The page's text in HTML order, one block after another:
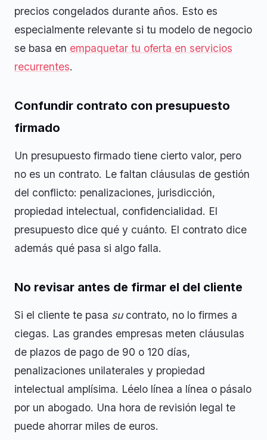
precios congelados durante años. Esto es
especialmente relevante si tu modelo de negocio
se basa en empaquetar tu oferta en servicios
recurrentes.
Confundir contrato con presupuesto
firmado
Un presupuesto firmado tiene cierto valor, pero
no es un contrato. Le faltan cláusulas de gestión
del conflicto: penalizaciones, jurisdicción,
propiedad intelectual, confidencialidad. El
presupuesto dice qué y cuánto. El contrato dice
además qué pasa si algo falla.
No revisar antes de firmar el del cliente
Si el cliente te pasa sucontrato, no lo firmes a
ciegas. Las grandes empresas meten cláusulas
de plazos de pago de 90 o 120 días,
penalizaciones unilaterales y propiedad
intelectual amplísima. Léelo línea a línea o pásalo
por un abogado. Una hora de revisión legal te
puede ahorrar miles de euros.